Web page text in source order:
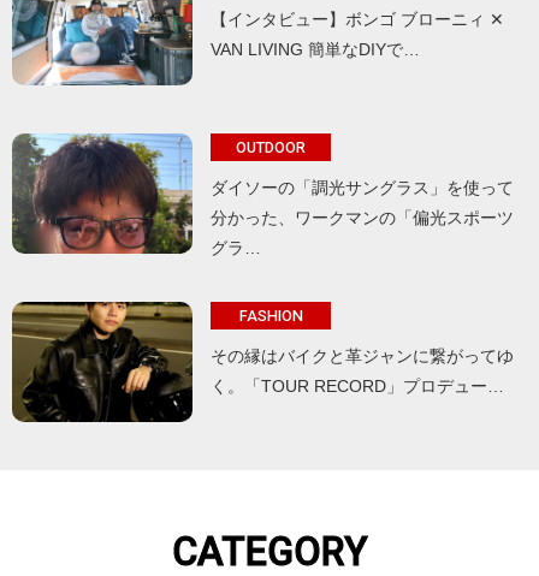
【インタビュー】ボンゴ ブローニィ ✕
VAN LIVING 簡単なDIYで…
OUTDOOR
ダイソーの「調光サングラス」を使って
分かった、ワークマンの「偏光スポーツ
グラ…
FASHION
その縁はバイクと革ジャンに繋がってゆ
く。「TOUR RECORD」プロデュー…
CATEGORY